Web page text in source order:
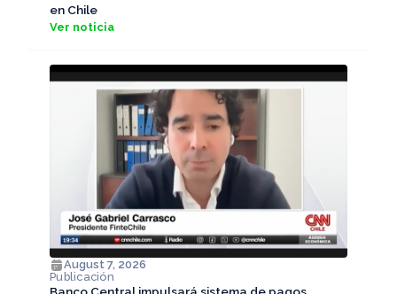
en Chile
Ver noticia
August 7, 2026
Publicación